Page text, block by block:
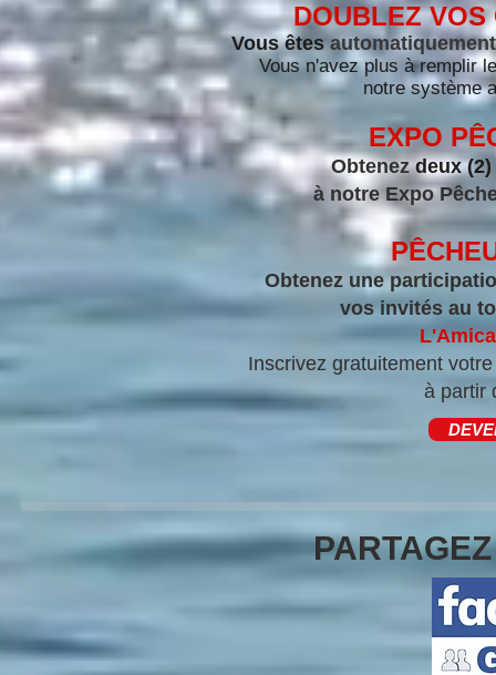
DOUBLEZ VOS
Vous êtes
Vous n'avez plus à remplir
notre système
EXPO
Obtenezdeux
à notreExpo
Obtenez une
vos invités au
Inscrivez gratuitement
à partir